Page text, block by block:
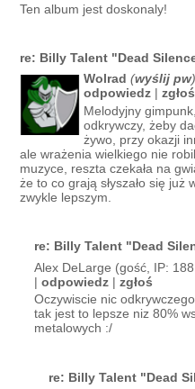
Ten album jest doskonaly!
re: Billy Talent "Dead
Wolrad (wyślij pw)
odpowiedz| zgłoś
Melodyjny
odkrywczy, żeby
żywo, przy okazji
ale wrażenia wielkiego nie
muzyce, reszta czekała na
że to co grają słyszało się już
zwykle lepszym.
re: Billy Talent "Dead
Alex DeLarge (gość, IP:
|odpowiedz |zgłoś
Oczywiscie nic
tak jest to lepsze niz 80%
metalowych :/
re: Billy Talent "Dead